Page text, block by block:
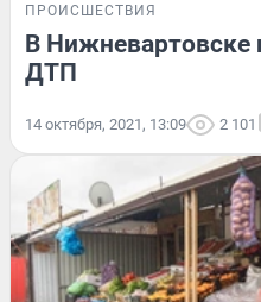
ПРОИСШЕСТВИЯ
В Нижневартовске
ДТП
14 октября, 2021, 13:09 2 101